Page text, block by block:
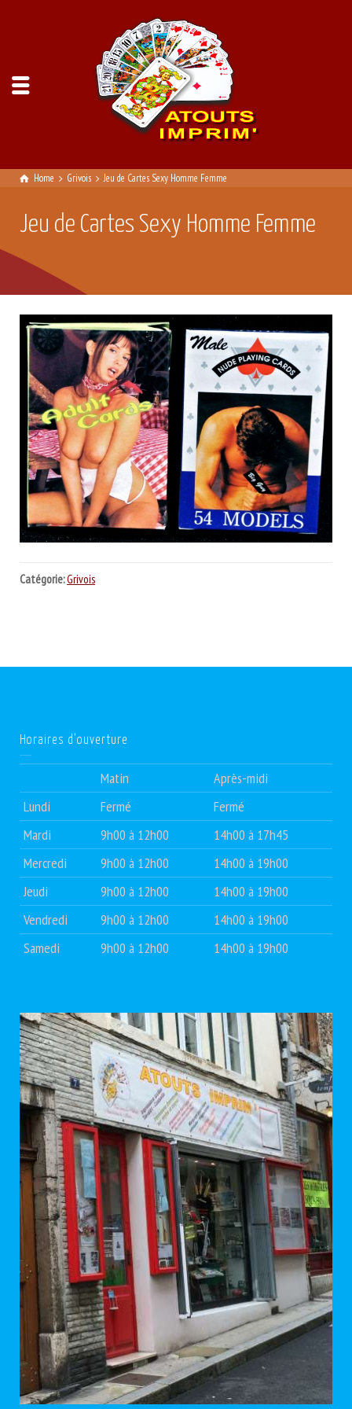
Home Grivois Jeu de Cartes Sexy Homme Femme
Jeu de Cartes Sexy Homme Femme
Catégorie:Grivois
Horaires d’ouverture
Matin
Après-midi
Lundi
Fermé
Fermé
Mardi
9h00 à 12h00
14h00 à 17h45
Mercredi
9h00 à 12h00
14h00 à 19h00
Jeudi
9h00 à 12h00
14h00 à 19h00
Vendredi
9h00 à 12h00
14h00 à 19h00
Samedi
9h00 à 12h00 14h00 à 19h00